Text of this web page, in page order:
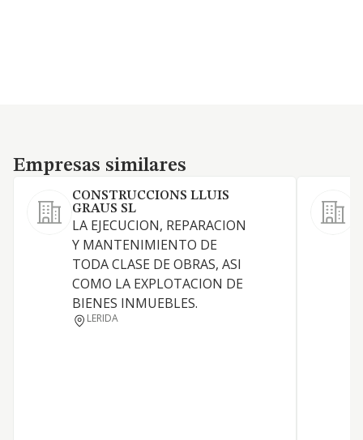
Empresas similares
Empresas similares
CONSTRUCCIONS LLUIS
GRAUS SL
LA EJECUCION, REPARACION
Y MANTENIMIENTO DE
TODA CLASE DE OBRAS, ASI
COMO LA EXPLOTACION DE
BIENES INMUEBLES.
LERIDA